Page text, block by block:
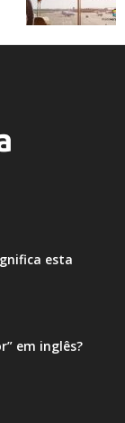
esta
em inglês?